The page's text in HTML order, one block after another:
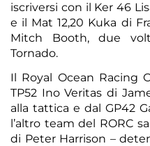
iscriversi con il Ker 46
e il Mat 12,20 Kuka di
Mitch Booth, due
Tornado.
Il Royal Ocean Racing
TP52 Ino Veritas di
alla tattica e dal GP42
l’altro team del RORC
di Peter Harrison –